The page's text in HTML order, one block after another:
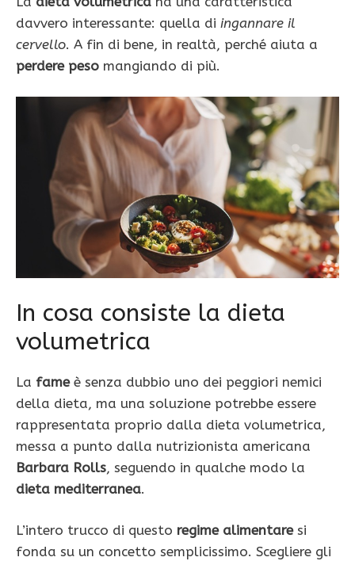
davvero interessante: quella di ingannare il
cervello. A fin di bene, in realtà, perché aiuta a
perdere peso mangiando di più.
In cosa consiste la dieta
volumetrica
La fameè senza dubbio uno dei peggiori nemici
della dieta, ma una soluzione potrebbe essere
rappresentata proprio dalla dieta volumetrica,
messa a punto dalla nutrizionista americana
Barbara Rolls, seguendo in qualche modo la
dieta mediterranea.
L’intero trucco di questo regime alimentaresi
fonda su un concetto semplicissimo. Scegliere gli